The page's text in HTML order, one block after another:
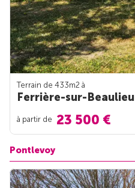
Terrain de 433m2 à
Ferrière-sur-Beaulieu
à partir de 23 500 €
Pontlevoy